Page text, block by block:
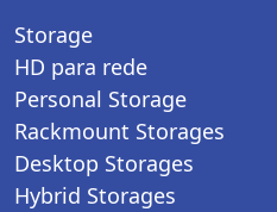
Storage
HD para rede
Personal Storage
Rackmount Storages
Desktop Storages
Hybrid Storages